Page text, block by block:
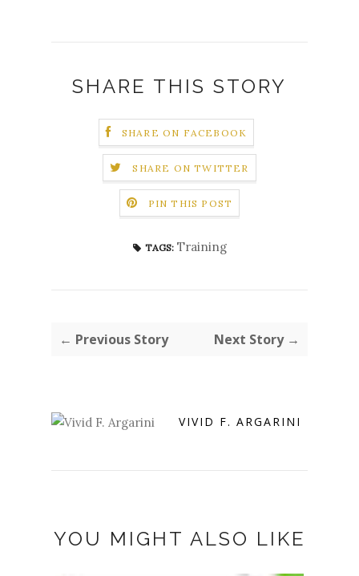
SHARE THIS STORY
SHARE ON FACEBOOK
SHARE ON TWITTER
PIN THIS POST
TAGS: Training
← Previous Story Next Story →
VIVID F. ARGARINI
YOU MIGHT ALSO LIKE